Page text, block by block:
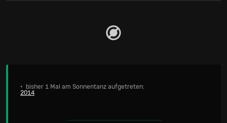
• bisher 1 Mal am Sonnentanz aufgetreten:
2014